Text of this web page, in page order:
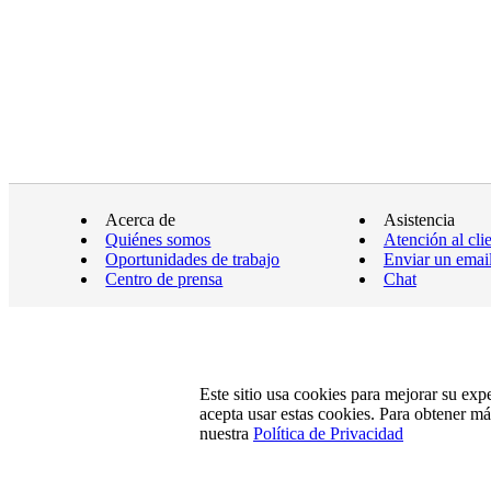
Acerca de
Quiénes somos
Oportunidades de trabajo
Centro de prensa
Asistencia
Atención al
Enviar un email
Chat
Este sitio usa cookies para mejorar su
acepta usar estas cookies. Para obtener
nuestra Política de Privacidad